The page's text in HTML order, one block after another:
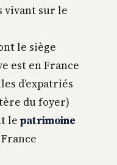
vivant sur le
le siège
est en France
d’expatriés
du foyer)
le patrimoine